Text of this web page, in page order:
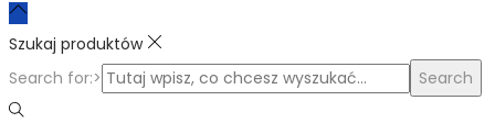
Szukaj produktów
Search for:>
Search